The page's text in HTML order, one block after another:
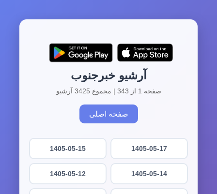
آرشیو خبرجنوب
صفحه 1 از 343 | مجموع 3425 آرشیو
صفحه اصلی
1405-05-17
1405-05-15
1405-05-14
1405-05-12